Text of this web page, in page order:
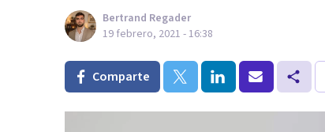
Bertrand Regader
19 febrero, 2021 - 16:38
Comparte